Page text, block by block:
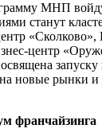
МНП
станут
«Сколково»,
центр
новые рынки
франчайзинга